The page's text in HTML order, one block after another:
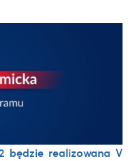
będzie realizowana V